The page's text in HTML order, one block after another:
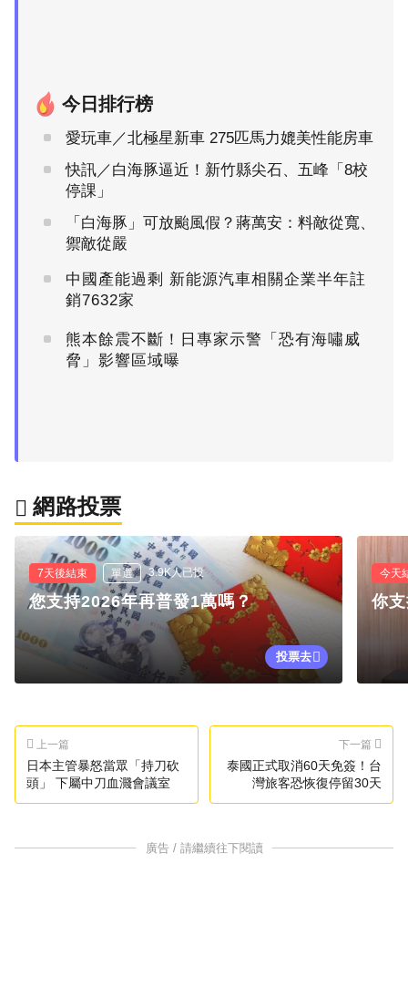
今日排行榜
愛玩車／北極星新車 275匹馬力媲美性能房車
快訊／白海豚逼近！新竹縣尖石、五峰「8校
停課」
「白海豚」可放颱風假？蔣萬安：料敵從寬、
禦敵從嚴
中國產能過剩 新能源汽車相關企業半年註
銷7632家
熊本餘震不斷！日專家示警「恐有海嘯威
脅」影響區域曝
網路投票
7天後結束 單選 3.9K人已投
您支持2026年再普發1萬嗎？
投票去
今天
你
上一篇
日本主管暴怒當眾「持刀砍
頭」 下屬中刀血濺會議室
下一篇
泰國正式取消60天免簽！台
灣旅客恐恢復停留30天
廣告 / 請繼續往下閱讀